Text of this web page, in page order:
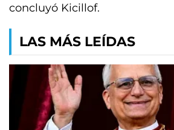
concluyó Kicillof.
LAS MÁS LEÍDAS